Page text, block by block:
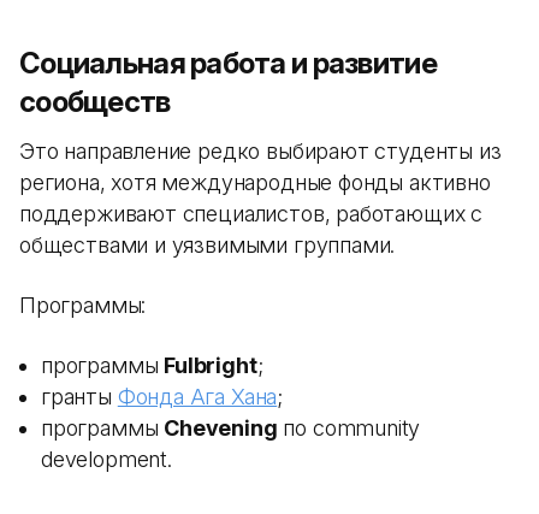
Социальная работа и развитие
сообществ
Это направление редко выбирают студенты из
региона, хотя международные фонды активно
поддерживают специалистов, работающих с
обществами и уязвимыми группами.
Программы:
программы Fulbright;
гранты Фонда Ага Хана;
программы Chevening по community
development.